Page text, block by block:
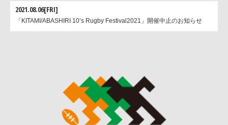
2021.08.06[FRI]
「KITAMI/ABASHIRI 10’s Rugby Festival2021」開催中止のお知らせ